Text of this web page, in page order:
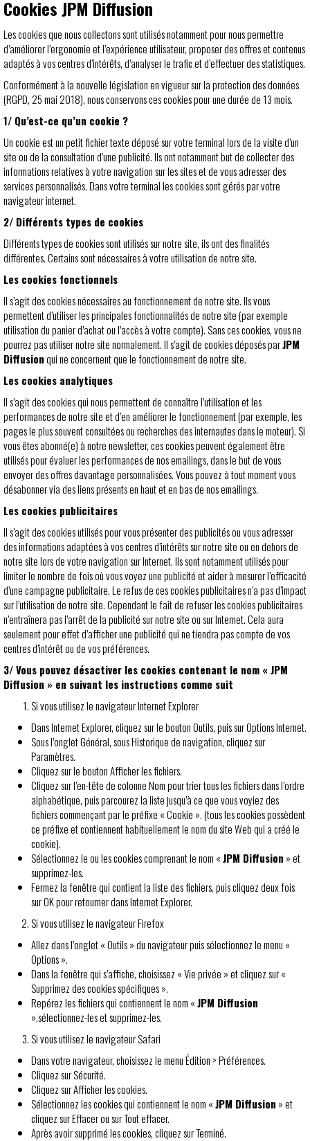
Cookies JPM Diffusion
Les cookies que nous collectons sont utilisés notamment pour nous permettre
d’améliorer l’ergonomie et l’expérience utilisateur, proposer des offres et contenus
adaptés à vos centres d’intérêts, d’analyser le trafic et d’effectuer des statistiques.
Conformément à la nouvelle législation en vigueur sur la protection des données
(RGPD, 25 mai 2018), nous conservons ces cookies pour une durée de 13 mois.
1/ Qu’est-ce qu’un cookie ?
Un cookie est un petit fichier texte déposé sur votre terminal lors de la visite d’un
site ou de la consultation d’une publicité. Ils ont notamment but de collecter des
informations relatives à votre navigation sur les sites et de vous adresser des
services personnalisés. Dans votre terminal les cookies sont gérés par votre
navigateur internet.
2/ Différents types de cookies
Différents types de cookies sont utilisés sur notre site, ils ont des finalités
différentes. Certains sont nécessaires à votre utilisation de notre site.
Les cookies fonctionnels
Il s’agit des cookies nécessaires au fonctionnement de notre site. Ils vous
permettent d’utiliser les principales fonctionnalités de notre site (par exemple
utilisation du panier d’achat ou l’accès à votre compte). Sans ces cookies, vous ne
pourrez pas utiliser notre site normalement. Il s’agit de cookies déposés parJPM
Diffusionqui ne concernent que le fonctionnement de notre site.
Les cookies analytiques
Il s’agit des cookies qui nous permettent de connaître l’utilisation et les
performances de notre site et d’en améliorer le fonctionnement (par exemple, les
pages le plus souvent consultées ou recherches des internautes dans le moteur). Si
vous êtes abonné(e) à notre newsletter, ces cookies peuvent également être
utilisés pour évaluer les performances de nos emailings, dans le but de vous
envoyer des offres davantage personnalisées. Vous pouvez à tout moment vous
désabonner via des liens présents en haut et en bas de nos emailings.
Les cookies publicitaires
Il s’agit des cookies utilisés pour vous présenter des publicités ou vous adresser
des informations adaptées à vos centres d’intérêts sur notre site ou en dehors de
notre site lors de votre navigation sur Internet. Ils sont notamment utilisés pour
limiter le nombre de fois où vous voyez une publicité et aider à mesurer l’efficacité
d’une campagne publicitaire. Le refus de ces cookies publicitaires n’a pas d’impact
sur l’utilisation de notre site. Cependant le fait de refuser les cookies publicitaires
n’entraînera pas l’arrêt de la publicité sur notre site ou sur Internet. Cela aura
seulement pour effet d’afficher une publicité qui ne tiendra pas compte de vos
centres d’intérêt ou de vos préférences.
3/ Vous pouvez désactiver les cookies contenant le nom « JPM
Diffusion » en suivant les instructions comme suit
Si vous utilisez le navigateur Internet Explorer
Dans Internet Explorer, cliquez sur le bouton Outils, puis sur Options Internet.
Sous l’onglet Général, sous Historique de navigation, cliquez sur
Paramètres.
Cliquez sur le bouton Afficher les fichiers.
Cliquez sur l’en-tête de colonne Nom pour trier tous les fichiers dans l’ordre
alphabétique, puis parcourez la liste jusqu’à ce que vous voyiez des
fichiers commençant par le préfixe « Cookie ». (tous les cookies possèdent
ce préfixe et contiennent habituellement le nom du site Web qui a créé le
cookie).
Sélectionnez le ou les cookies comprenant le nom «JPM Diffusion » et
supprimez-les.
Fermez la fenêtre qui contient la liste des fichiers, puis cliquez deux fois
sur OK pour retourner dans Internet Explorer.
Si vous utilisez le navigateur Firefox
Allez dans l’onglet « Outils » du navigateur puis sélectionnez le menu «
Options ».
Dans la fenêtre qui s’affiche, choisissez « Vie privée » et cliquez sur «
Supprimez des cookies spécifiques ».
Repérez les fichiers qui contiennent le nom «JPM Diffusion
»,sélectionnez-les et supprimez-les.
Si vous utilisez le navigateur Safari
Dans votre navigateur, choisissez le menu Édition > Préférences.
Cliquez sur Sécurité.
Cliquez sur Afficher les cookies.
Sélectionnez les cookies qui contiennent le nom «JPM Diffusion » et
cliquez sur Effacer ou sur Tout effacer.
Après avoir supprimé les cookies, cliquez sur Terminé.